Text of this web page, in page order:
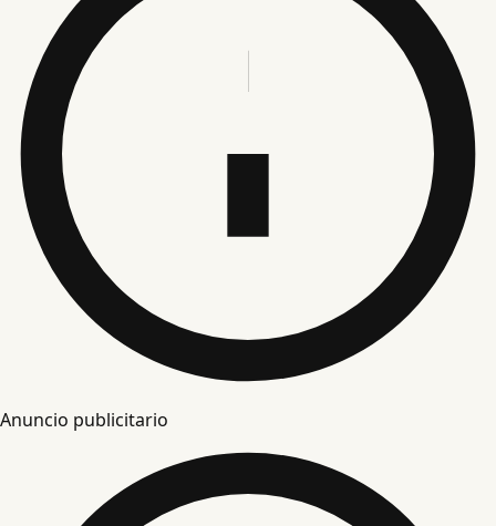
Anuncio publicitario